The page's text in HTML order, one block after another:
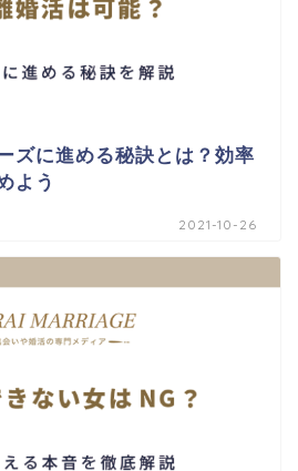
ズに進める秘訣とは？効率
よう
2021-10-26